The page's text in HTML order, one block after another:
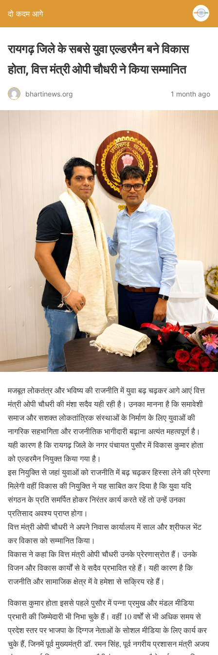
दो कदम आगे
रायगढ़ जिले के सबसे युवा एल्डरमैन बने विकास
होता, वित्त मंत्री ओपी चौधरी ने किया सम्मानित
bhartinews.org 1 month ago
मजबूत लोकतंत्र और भविष्य की राजनीति में युवा बढ़ चढ़कर आगे आएं वित्त
मंत्री ओपी चौधरी की मंशा सदैव यही रही है। उनका मानना है कि समावेशी
समाज और सशक्त लोकतांत्रिक संस्थाओं के निर्माण के लिए युवाओं की
नागरिक सहभागिता और राजनीतिक भागीदारी बढ़ाना अत्यंत महत्वपूर्ण है।
यही कारण है कि रायगढ़ जिले के नगर पंचायत पुसौर में विकास कुमार होता
को एल्डरमैन नियुक्त किया गया है।
इस नियुक्ति से जहां युवाओं को राजनीति में बढ़ चढ़कर हिस्सा लेने की प्रेरणा
मिलेगी वहीं विकास की नियुक्ति ने यह साबित कर दिया है कि युवा यदि
संगठन के प्रति समर्पित होकर निरंतर कार्य करते रहें तो उन्हें उनका
प्रतिसाद अवश्य प्राप्त होगा।
वित्त मंत्री ओपी चौधरी ने अपने निवास कार्यालय में साल और श्रीफल भेंट
कर विकास को सम्मानित किया।
विकास ने कहा कि वित्त मंत्री ओपी चौधरी उनके प्रेरणास्रोत हैं। उनके
विजन और विकास कार्यों से वे सदैव प्रभावित रहे हैं। यही कारण है कि
राजनीति और सामाजिक क्षेत्र में वे हमेशा से सक्रिय रहे हैं।
विकास कुमार होता इससे पहले पुसौर में पन्ना प्रमुख और मंडल मीडिया
प्रभारी की जिम्मेदारी भी निभा चुके हैं। वहीं 10 वर्षों से भी अधिक समय से
प्रदेश स्तर पर भाजपा के दिग्गज नेताओं के सोशल मीडिया के लिए कार्य कर
चुके हैं, जिनमें पूर्व मुख्यमंत्री डॉ. रमन सिंह, पूर्व नगरीय प्रशासन मंत्री अजय